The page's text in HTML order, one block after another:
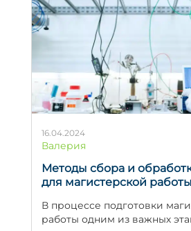
16.04.2024
Валерия
Методы сбора и
для магистерской работы
В процессе подготовки
работы одним из важных